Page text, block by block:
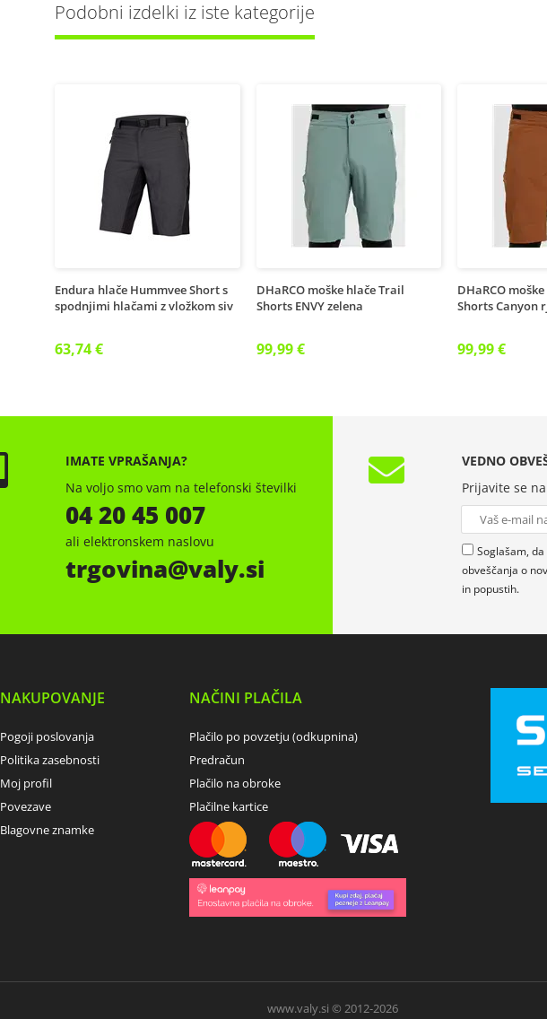
Podobni izdelki iz iste kategorije
Endura hlače Hummvee Short s
spodnjimi hlačami z vložkom siv
63,74 €
DHaRCO moške hlače Trail
Shorts ENVY zelena
99,99 €
DHaRCO
Shorts Canyon
99,99 €
IMATE VPRAŠANJA?
Na voljo smo vam na telefonski številki
04 20 45 007
ali elektronskem naslovu
trgovina valy.si
VEDNO
Prijavite se
Soglašam,
obveščanja o
in popustih.
NAKUPOVANJE
Pogoji poslovanja
Politika zasebnosti
Moj profil
Povezave
Blagovne znamke
NAČINI PLAČILA
Plačilo po povzetju (odkupnina)
Predračun
Plačilo na obroke
Plačilne kartice
www.valy.si © 2012-2026